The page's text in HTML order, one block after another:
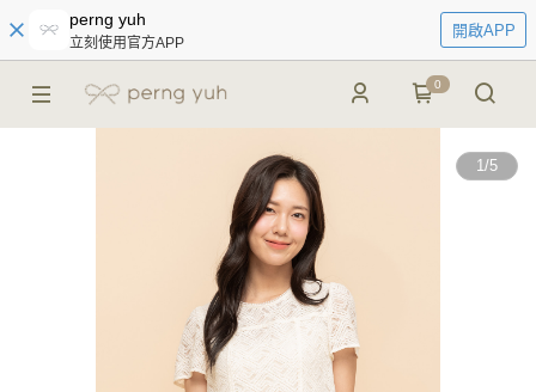
perng yuh
立刻使用官方APP
開啟APP
0
1/5